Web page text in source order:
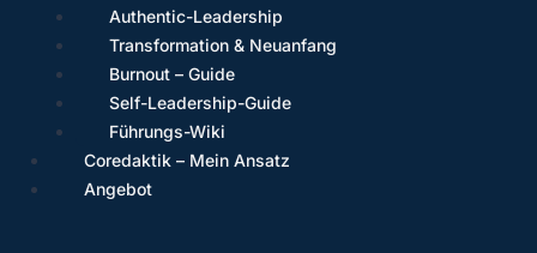
Authentic-Leadership
Transformation & Neuanfang
Burnout – Guide
Self-Leadership-Guide
Führungs-Wiki
Coredaktik – Mein Ansatz
Angebot